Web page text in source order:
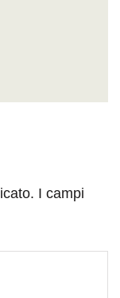
I campi